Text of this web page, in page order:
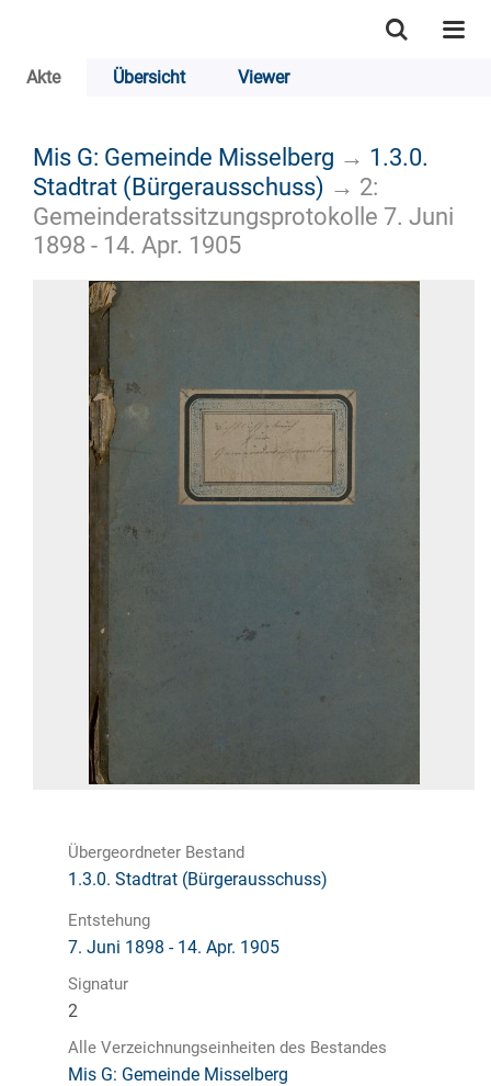
Akte Übersicht Viewer
Mis G: Gemeinde Misselberg → 1.3.0.
Stadtrat (Bürgerausschuss) → 2:
Gemeinderatssitzungsprotokolle 7. Juni
1898 - 14. Apr. 1905
Übergeordneter Bestand
1.3.0. Stadtrat (Bürgerausschuss)
Entstehung
7. Juni 1898 - 14. Apr. 1905
Signatur
2
Alle Verzeichnungseinheiten des Bestandes
Mis G: Gemeinde Misselberg